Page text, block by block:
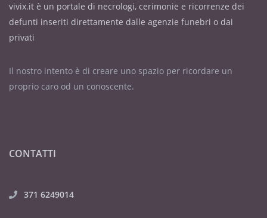
vivix.it è un portale di necrologi, cerimonie e ricorrenze dei
defunti inseriti direttamente dalle agenzie funebri o dai
privati
Il nostro intento è di creare uno spazio per ricordare un
proprio caro od un conoscente.
CONTATTI
371 6249014